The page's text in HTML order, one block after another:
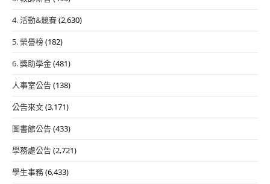
4. 活動&競賽(2,630)
5. 榮譽榜(182)
6. 獎助學金(481)
人事室公告(138)
公告來文(3,171)
圖書館公告(433)
學務處公告(2,721)
學生事務(6,433)